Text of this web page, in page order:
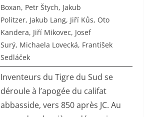
Boxan, Petr Štych, Jakub
Politzer, Jakub Lang, Jiří Kůs, Oto
Kandera, Jiří Mikovec, Josef
Surý, Michaela Lovecká, František
Sedláček
Inventeurs du Tigre du Sud se
déroule à l’apogée du califat
abbasside, vers 850 après JC. Au